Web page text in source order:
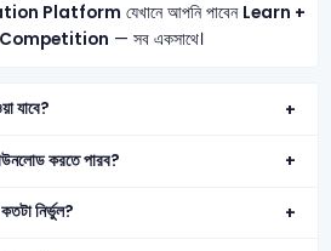
Platform যেখানে আপনি পাবেন Learn +
— সব একসাথে।
যাবে?
করতে পারব?
নির্ভুল?